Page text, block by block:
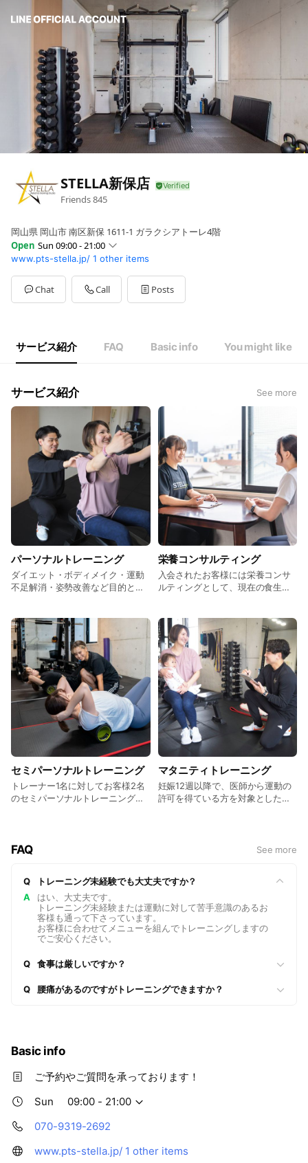
STELLA新保店
Friends845
岡山県 岡山市 南区新保 1611-1 ガラクシアトーレ4階
Open Sun 09:00 - 21:00
Sun09:00 - 21:00
Mon09:00 - 21:00
Tue09:00 - 21:00
Wed09:00 - 21:00
Sat 09:00 - 21:00
www.pts-stella.jp/ 1 other items
Chat Call Posts
サービス紹介 FAQ Basic info You might like
サービス紹介 See more
パーソナルトレーニング
ダイエット・ボディメイク・運動
不足解消・姿勢改善など目的とす
様1名で行うパーソナルトレーニン
グで、お客様のご要望や体に合わ
せたサービスを提供します。 岡山
でパーソナルジムをお探しの方、
ダイエットをお考えの方は是非ご
相談ください！
栄養コンサルティング
入会されたお客様には栄養コンサ
ルティングとして、現在の食生活
しております。 主に「体脂肪を落
としたい」「筋肉をつけたい」と
いった方に行っており、自社独自
のサービス内容となっておりま
す。 岡山でパーソナルジムをお探
しの方、ダイエットをお考えの方
は是非ご相談ください！
セミパーソナルトレーニング
トレーナー1名に対してお客様2名
のセミパーソナルトレーニングを
だいております。 2人で楽しく通
おります。 岡山でパーソナルジム
をお探しの方、ダイエットをお考
えの方は是非ご相談ください！
マタニティトレーニング
妊娠12週以降で、医師から運動の
許可を得ている方を対象とした妊
の方は、運動不足になってしまい
あるトレーナーによるサポートを
に取り組んでいただけます。 妊娠
中の適切な運動は妊娠糖尿病や過
体重の予防や、出産に向けた体力
ください！
FAQ See more
Q
トレーニング未経験でも大丈夫ですか？
A
はい、大丈夫です。
トレーニング未経験または運動に対して苦手意識のあるお
客様も通って下さっています。
お客様に合わせてメニューを組んでトレーニングしますの
でご安心ください。
Q 食事は厳しいですか？
Q 腰痛があるのですがトレーニングできますか？
Basic info
ご予約やご質問を承っております！
Sun
09:00 - 21:00
070-9319-2692
www.pts-stella.jp/ 1 other items